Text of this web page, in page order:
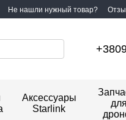
Не нашли нужный товар?
Аксессуары
Starlink
для